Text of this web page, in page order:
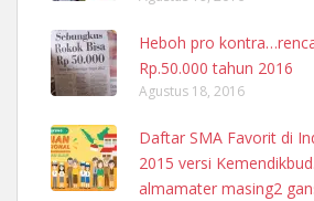
Heboh pro
Rp.50.000 tahun 2016
Agustus 18, 2016
Daftar SMA Favorit di
2015 versi
almamater masing2